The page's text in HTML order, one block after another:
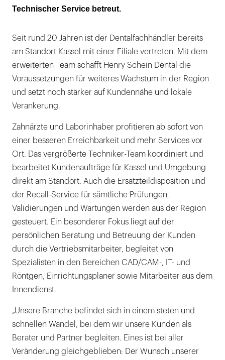
Technischer Service betreut.
Seit rund 20 Jahren ist der Dentalfachhändler bereits
am Standort Kassel mit einer Filiale vertreten. Mit dem
erweiterten Team schafft Henry Schein Dental die
Voraussetzungen für weiteres Wachstum in der Region
und setzt noch stärker auf Kundennähe und lokale
Verankerung.
Zahnärzte und Laborinhaber profitieren ab sofort von
einer besseren Erreichbarkeit und mehr Services vor
Ort. Das vergrößerte Techniker-Team koordiniert und
bearbeitet Kundenaufträge für Kassel und Umgebung
direkt am Standort. Auch die Ersatzteildisposition und
der Recall-Service für sämtliche Prüfungen,
Validierungen und Wartungen werden aus der Region
gesteuert. Ein besonderer Fokus liegt auf der
persönlichen Beratung und Betreuung der Kunden
durch die Vertriebsmitarbeiter, begleitet von
Spezialisten in den Bereichen CAD/CAM-, IT- und
Röntgen, Einrichtungsplaner sowie Mitarbeiter aus dem
Innendienst.
„Unsere Branche befindet sich in einem steten und
schnellen Wandel, bei dem wir unsere Kunden als
Berater und Partner begleiten. Eines ist bei aller
Veränderung gleichgeblieben: Der Wunsch unserer